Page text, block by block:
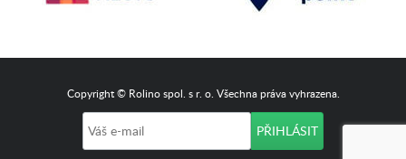
Copyright © Rolino spol. s r. o. Všechna práva vyhrazena.